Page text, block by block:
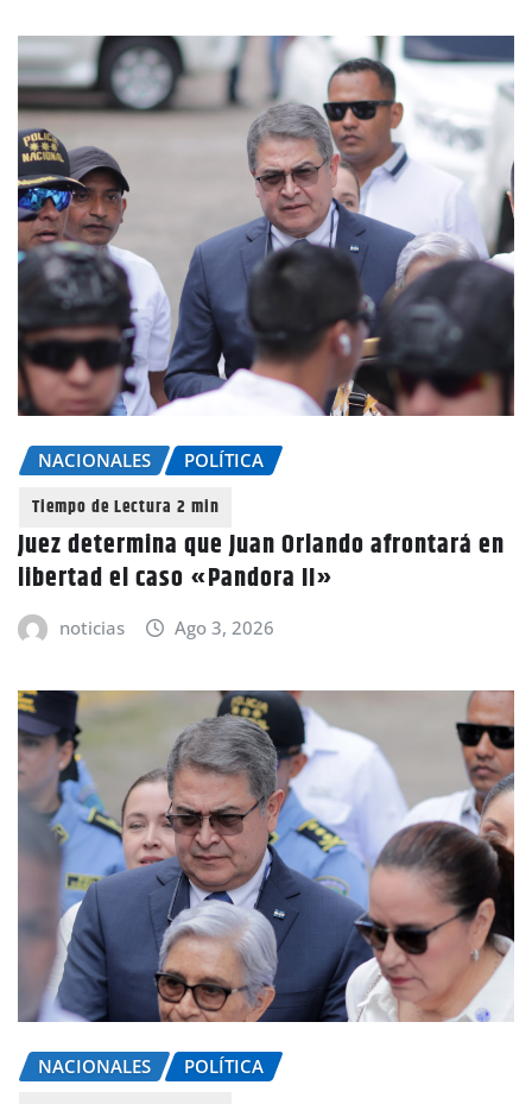
NACIONALES POLÍTICA
Juez determina que Juan Orlando afrontará en
libertad el caso «Pandora II»
noticias Ago 3, 2026
NACIONALES POLÍTICA